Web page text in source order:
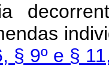
§ 9º e §